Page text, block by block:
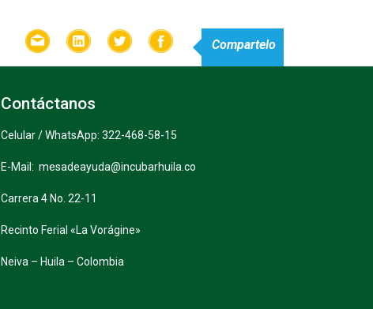
Compartelo
Contáctanos
Celular / WhatsApp: 322-468-58-15
E-Mail: mesadeayuda@incubarhuila.co
Carrera 4 No. 22-11
Recinto Ferial «La Vorágine»
Neiva – Huila – Colombia